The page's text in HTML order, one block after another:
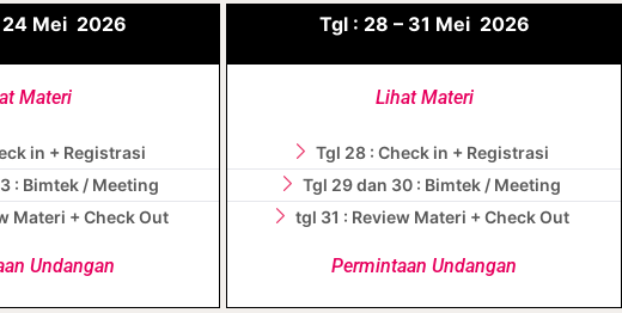
24 Mei 2026
Materi
in + Registrasi
: Bimtek / Meeting
Materi + Check Out
Undangan
Tgl : 28 – 31 Mei 2026
Lihat Materi
Tgl 28 : Check in + Registrasi
Tgl 29 dan 30 : Bimtek / Meeting
tgl 31 : Review Materi + Check Out
Permintaan Undangan